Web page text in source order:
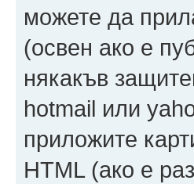
можете да
(освен ако е
някакъв
hotmail или
приложите
HTML (ако е